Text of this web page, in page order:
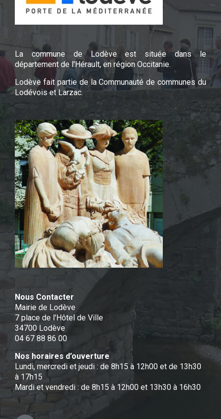
La commune de Lodève est située dans le
département de l'Hérault, en région Occitanie.
Lodève fait partie de la Communauté de communes du
Lodévois et Larzac.
Nous Contacter
Mairie de Lodève
7 place de l'Hôtel de Ville
34700 Lodève
04 67 88 86 00
Nos horaires d’ouverture
Lundi, mercredi et jeudi : de 8h15 à 12h00 et de 13h30
à 17h15
Mardi et vendredi : de 8h15 à 12h00 et 13h30 à 16h30